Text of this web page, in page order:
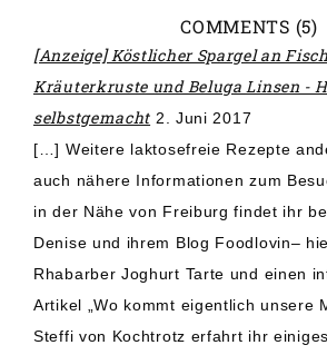
COMMENTS (5)
[Anzeige] Köstlicher Spargel an
Kräuterkruste und Beluga Linsen -
selbstgemacht 2. Juni 2017
[…] Weitere laktosefreie Rezepte
auch nähere Informationen zum
in der Nähe von Freiburg findet ihr
Denise und ihrem Blog Foodlovin–
Rhabarber Joghurt Tarte und einen
Artikel „Wo kommt eigentlich unsere
Steffi von Kochtrotz erfahrt ihr